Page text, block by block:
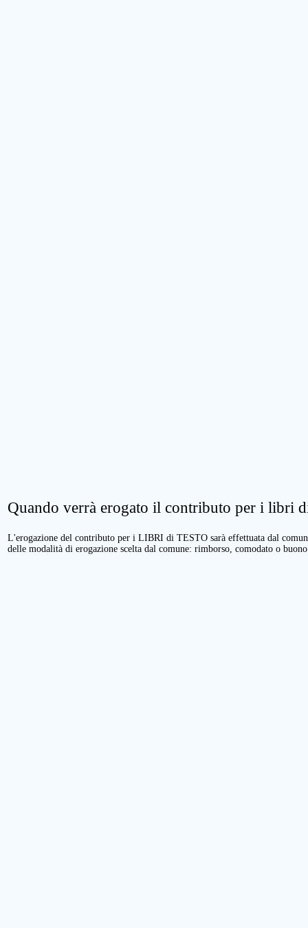
Quando verrà erogato il contributo per i libri
L'erogazione del contributo per i LIBRI di TESTO sarà effettuata dal
delle modalità di erogazione scelta dal comune: rimborso, comodato o